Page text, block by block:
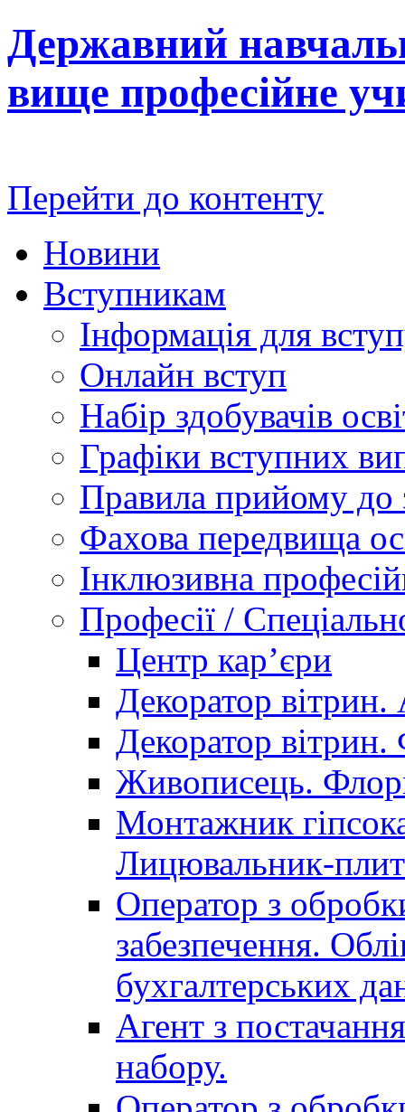
Державний
вище професійне
Перейти до контенту
Новини
Вступникам
Інформація для
Онлайн вступ
Набір здобувачів
Графіки вступних
Правила прийому до
Фахова передвища
Інклюзивна
Професії /
Центр кар’єри
Декоратор вітрин.
Декоратор вітрин.
Живописець.
Монтажник
Лицювальник-
Оператор з
забезпечення.
бухгалтерських
Агент з
набору.